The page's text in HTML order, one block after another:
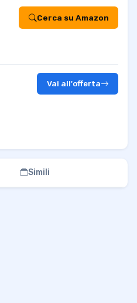
Cerca su Amazon
Vai all'offerta
Simili